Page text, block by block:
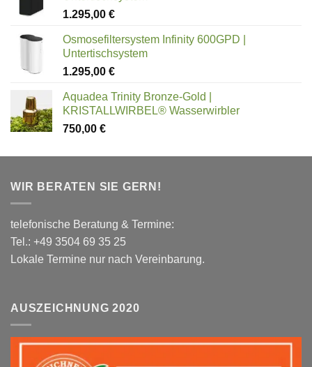
1.295,00 €
Osmosefiltersystem Infinity 600GPD |
Untertischsystem
1.295,00 €
Aquadea Trinity Bronze-Gold |
KRISTALLWIRBEL® Wasserwirbler
750,00 €
WIR BERATEN SIE GERN!
telefonische Beratung & Termine:
Tel.: +49 3504 69 35 25
Lokale Termine nur nach Vereinbarung.
AUSZEICHNUNG 2020